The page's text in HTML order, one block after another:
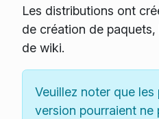
Les distributions ont
de création de
de wiki.
Veuillez noter que
version pourraient ne